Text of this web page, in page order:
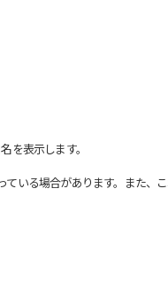
を表示します。
る場合があります。また、